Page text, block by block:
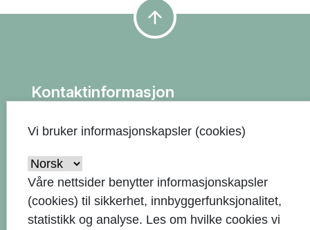
arrow_upward
Kontaktinformasjon
call 51 33 50 00
alternate_email Send e-post
location_on
Rådhuset, Rådhusgata 1, 4306
Sandnes
Vi bruker informasjonskapsler (cookies)
Våre nettsider benytter informasjonskapsler
(cookies) til sikkerhet, innbyggerfunksjonalitet,
statistikk og analyse. Les om hvilke cookies vi